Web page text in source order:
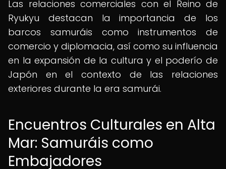
Las relaciones comerciales con el Reino de
Ryukyu destacan la importancia de los
barcos samuráis como instrumentos de
comercio y diplomacia, así como su influencia
en la expansión de la cultura y el poderío de
Japón en el contexto de las relaciones
exteriores durante la era samurái.
Encuentros Culturales en Alta
Mar: Samuráis como
Embajadores